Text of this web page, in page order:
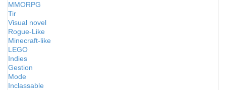
MMORPG
Tir
Visual novel
Rogue-Like
Minecraft-like
LEGO
Indies
Gestion
Mode
Inclassable